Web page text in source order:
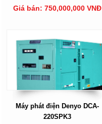
Giá bán: 750,000,000 VNĐ
Máy phát điện Denyo DCA-
220SPK3